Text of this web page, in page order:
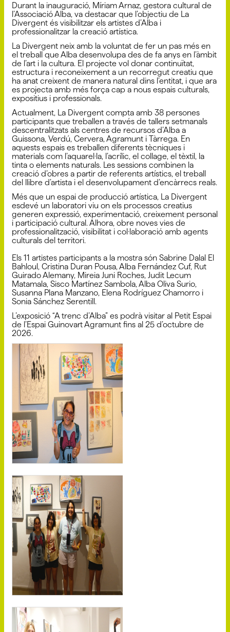
Durant la inauguració, Míriam Arnaz, gestora cultural de
l’Associació Alba, va destacar que l’objectiu de La
Divergent és visibilitzar els artistes d’Alba i
professionalitzar la creació artística.
La Divergent neix amb la voluntat de fer un pas més en
el treball que Alba desenvolupa des de fa anys en l’àmbit
de l’art i la cultura. El projecte vol donar continuïtat,
estructura i reconeixement a un recorregut creatiu que
ha anat creixent de manera natural dins l’entitat, i que ara
es projecta amb més força cap a nous espais culturals,
expositius i professionals.
Actualment, La Divergent compta amb 38 persones
participants que treballen a través de tallers setmanals
descentralitzats als centres de recursos d’Alba a
Guissona, Verdú, Cervera, Agramunt i Tàrrega. En
aquests espais es treballen diferents tècniques i
materials com l’aquarel·la, l’acrílic, el collage, el tèxtil, la
tinta o elements naturals. Les sessions combinen la
creació d’obres a partir de referents artístics, el treball
del llibre d’artista i el desenvolupament d’encàrrecs reals.
Més que un espai de producció artística, La Divergent
esdevé un laboratori viu on els processos creatius
generen expressió, experimentació, creixement personal
i participació cultural. Alhora, obre noves vies de
professionalització, visibilitat i col·laboració amb agents
culturals del territori.
Els 11 artistes participants a la mostra són Sabrine Dalal El
Bahloul, Cristina Duran Pousa, Alba Fernández Cuf, Rut
Guirado Alemany, Mireia Juni Roches, Judit Lecum
Matamala, Sisco Martínez Sambola, Alba Oliva Surio,
Susanna Plana Manzano, Elena Rodríguez Chamorro i
Sonia Sánchez Serentill.
L’exposició “A trenc d’Alba” es podrà visitar al Petit Espai
de l’Espai Guinovart Agramunt fins al 25 d’octubre de
2026.